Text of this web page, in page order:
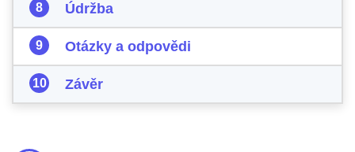
Údržba
Otázky a odpovědi
Závěr